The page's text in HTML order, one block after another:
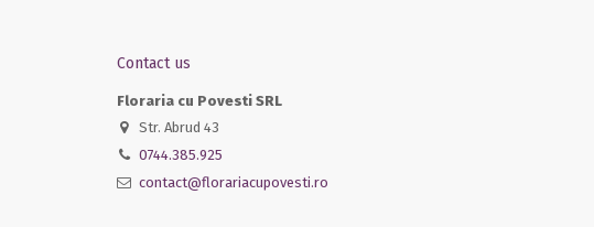
Contact us
Floraria cu Povesti SRL
Str. Abrud 43
0744.385.925
contact@florariacupovesti.ro